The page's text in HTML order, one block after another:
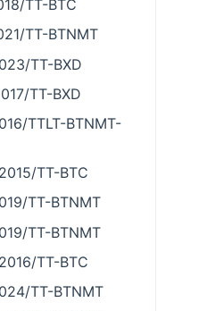
TT-BTC
TT-BTNMT
TT-BXD
TT-BXD
TTLT-BTNMT-
TT-BTC
TT-BTNMT
TT-BTNMT
TT-BTC
TT-BTNMT